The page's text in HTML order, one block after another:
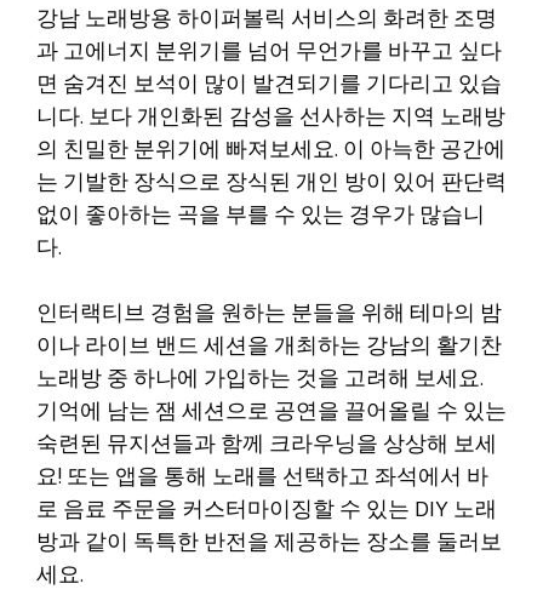
강남 노래방용 하이퍼볼릭 서비스의 화려한 조명
과 고에너지 분위기를 넘어 무언가를 바꾸고 싶다
면 숨겨진 보석이 많이 발견되기를 기다리고 있습
니다. 보다 개인화된 감성을 선사하는 지역 노래방
의 친밀한 분위기에 빠져보세요. 이 아늑한 공간에
는 기발한 장식으로 장식된 개인 방이 있어 판단력
없이 좋아하는 곡을 부를 수 있는 경우가 많습니
다.
인터랙티브 경험을 원하는 분들을 위해 테마의 밤
이나 라이브 밴드 세션을 개최하는 강남의 활기찬
노래방 중 하나에 가입하는 것을 고려해 보세요.
기억에 남는 잼 세션으로 공연을 끌어올릴 수 있는
숙련된 뮤지션들과 함께 크라우닝을 상상해 보세
요! 또는 앱을 통해 노래를 선택하고 좌석에서 바
로 음료 주문을 커스터마이징할 수 있는 DIY 노래
방과 같이 독특한 반전을 제공하는 장소를 둘러보
세요.